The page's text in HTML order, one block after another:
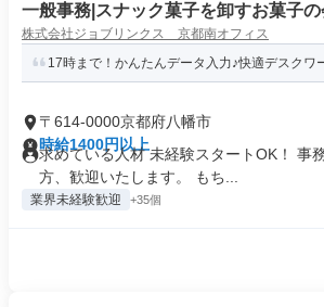
一般事務|スナック菓子を卸すお菓子
株式会社ジョブリンクス 京都南オフィス
17時まで！かんたんデータ入力♪快適デスクワ
〒614-0000京都府八幡市
時給1400円以上
求めている人材 未経験スタートOK！ 事
方、歓迎いたします。 もち...
業界未経験歓迎 +35個